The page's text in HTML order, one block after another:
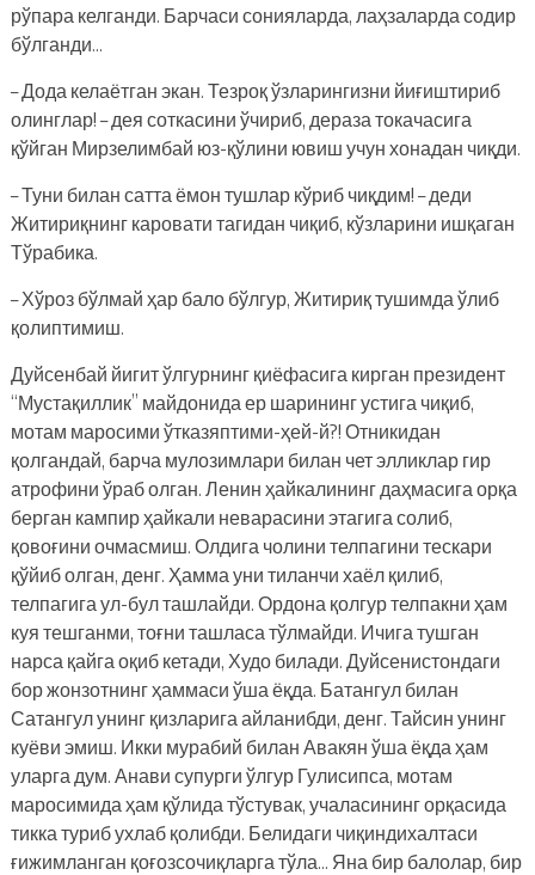
рўпара келганди. Барчаси сонияларда, лаҳзаларда содир
бўлганди…
– Дода келаётган экан. Тезроқ ўзларингизни йиғиштириб
олинглар! – дея соткасини ўчириб, дераза токачасига
қўйган Мирзелимбай юз-қўлини ювиш учун хонадан чиқди.
– Туни билан сатта ёмон тушлар кўриб чиқдим! – деди
Житириқнинг каровати тагидан чиқиб, кўзларини ишқаган
Тўрабика.
– Хўроз бўлмай ҳар бало бўлгур, Житириқ тушимда ўлиб
қолиптимиш.
Дуйсенбай йигит ўлгурнинг қиёфасига кирган президент
“Мустақиллик” майдонида ер шарининг устига чиқиб,
мотам маросими ўтказяптими-ҳей-й?! Отникидан
қолгандай, барча мулозимлари билан чет элликлар гир
атрофини ўраб олган. Ленин ҳайкалининг даҳмасига орқа
берган кампир ҳайкали неварасини этагига солиб,
қовоғини очмасмиш. Олдига чолини телпагини тескари
қўйиб олган, денг. Ҳамма уни тиланчи хаёл қилиб,
телпагига ул-бул ташлайди. Ордона қолгур телпакни ҳам
куя тешганми, тоғни ташласа тўлмайди. Ичига тушган
нарса қайга оқиб кетади, Худо билади. Дуйсенистондаги
бор жонзотнинг ҳаммаси ўша ёқда. Батангул билан
Сатангул унинг қизларига айланибди, денг. Тайсин унинг
куёви эмиш. Икки мурабий билан Авакян ўша ёқда ҳам
уларга дум. Анави супурги ўлгур Гулисипса, мотам
маросимида ҳам қўлида тўстувак, учаласининг орқасида
тикка туриб ухлаб қолибди. Белидаги чиқиндихалтаси
ғижимланган қоғозсочиқларга тўла… Яна бир балолар, бир